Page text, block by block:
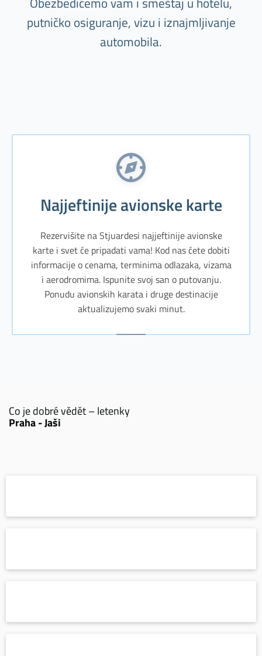
putničko osiguranje, vizu i iznajmljivanje
automobila.
Najjeftinije avionske karte
Rezervišite na Stjuardesi najjeftinije avionske
karte i svet će pripadati vama! Kod nas ćete dobiti
informacije o cenama, terminima odlazaka, vizama
i aerodromima. Ispunite svoj san o putovanju.
Ponudu avionskih karata i druge destinacije
aktualizujemo svaki minut.
Co je dobré vědět – letenky
Praha - Jaši